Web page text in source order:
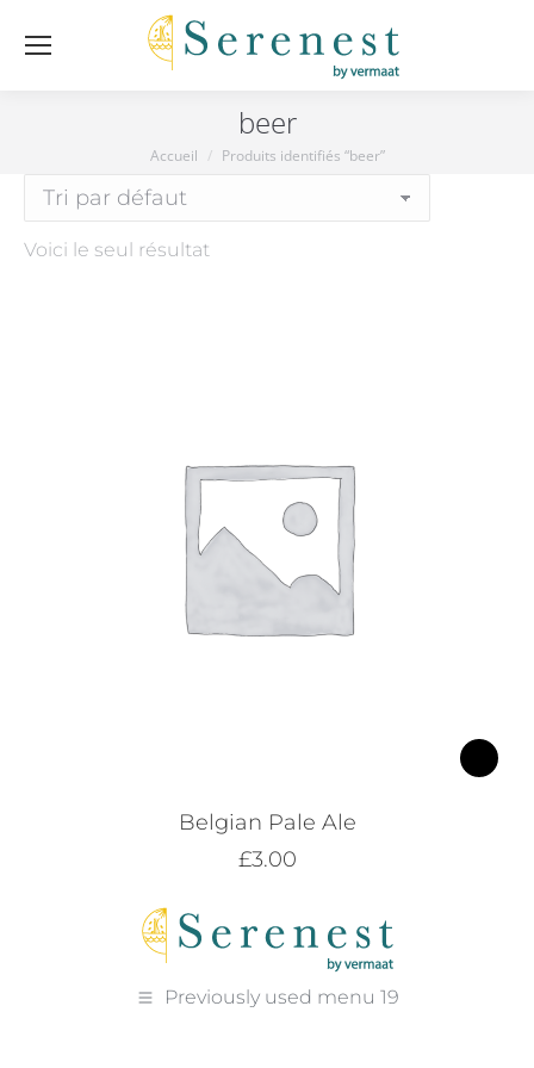
beer
Vous êtes ici :
Accueil Produits identifiés “beer”
Voici le seul résultat
Belgian Pale Ale
£3.00
Previously used menu 19